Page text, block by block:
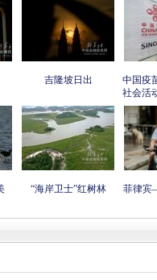
吉隆坡日出
中国疫
社会活
“海岸卫士”红树林 菲律宾